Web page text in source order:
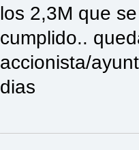
los 2,3M que
cumplido..
accionista/
dias